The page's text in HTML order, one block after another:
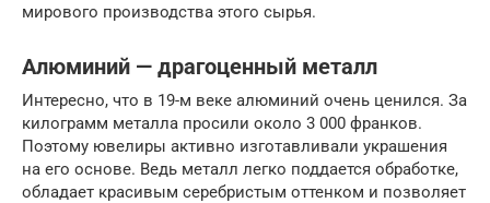
мирового производства этого сырья.
Алюминий — драгоценный металл
Интересно, что в 19-м веке алюминий очень ценился. За
килограмм металла просили около 3 000 франков.
Поэтому ювелиры активно изготавливали украшения
на его основе. Ведь металл легко поддается обработке,
обладает красивым серебристым оттенком и позволяет